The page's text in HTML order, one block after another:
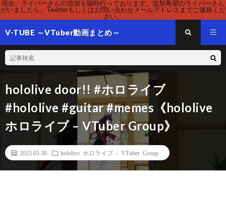
現在、ライバーさんの追加を随時行っております。追加希望のライバーさん
がいましたら、Twitterもしくはお問い合わせメールアドレスまでご連絡くだ
さい。
V-TUBE ～VTuber動画まとめ～
hololive door!! #ホロライブ
#hololive #guitar #memes《hololive
ホロライブ – VTuber Group》
2025.05.30 hololive ホロライブ - VTuber Group